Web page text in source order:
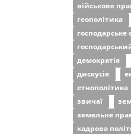
військове
геополітика
господарське
демократія
дискусія
етнополітика
звичаї
земельне
кадрова